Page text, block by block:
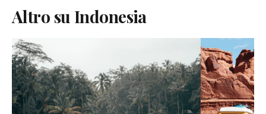
Altro su Indonesia